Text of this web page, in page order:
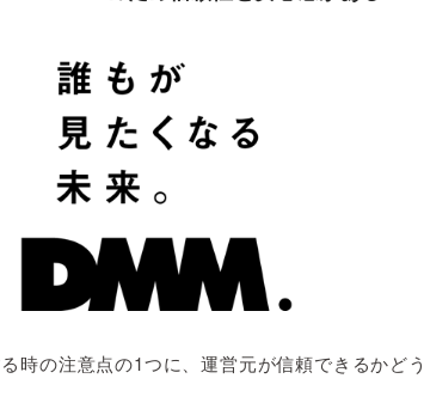
時の注意点の1つに、運営元が信頼できるかど